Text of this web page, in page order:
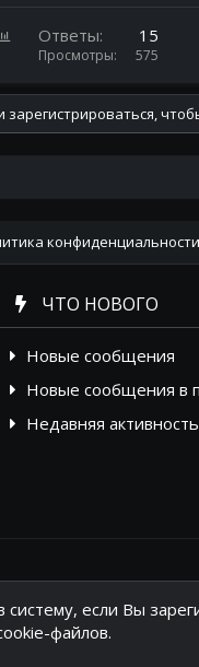
с
Ответы 15
Просмотры 575
конфиденциальности
ЧТО НОВОГО
Новые сообщения
Новые сообщения в
Недавняя активность
если Вы
файлов.